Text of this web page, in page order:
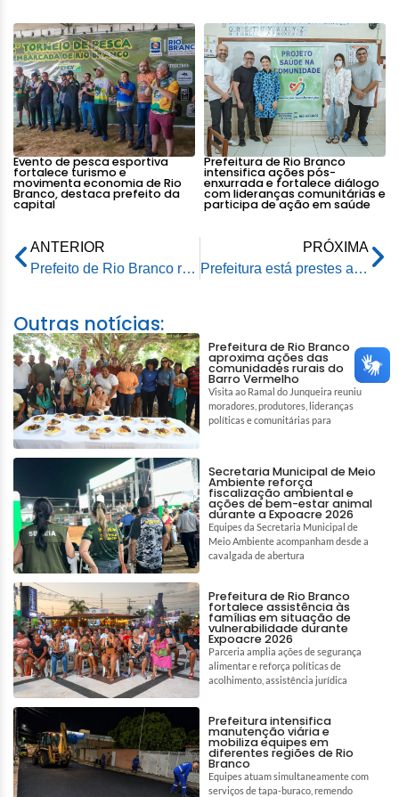
Evento de pesca esportiva
fortalece turismo e
movimenta economia de Rio
Branco, destaca prefeito da
capital
Prefeitura de Rio Branco
intensifica ações pós-
enxurrada e fortalece diálogo
com lideranças comunitárias e
participa de ação em saúde
ANTERIOR
Prefeito de Rio Branco recebe visita da deputada federal Socorro Neri e apresenta importantes projetos para a capital
PRÓXIMA
Prefeitura está prestes a concluir nova célula na Unidade de Tratamento de Resíduos Sólidos
Outras notícias:
Prefeitura de Rio Branco
aproxima ações das
comunidades rurais do
Barro Vermelho
Visita ao Ramal do Junqueira reuniu
moradores, produtores, lideranças
políticas e comunitárias para
Secretaria Municipal de Meio
Ambiente reforça
fiscalização ambiental e
ações de bem-estar animal
durante a Expoacre 2026
Equipes da Secretaria Municipal de
Meio Ambiente acompanham desde a
cavalgada de abertura
Prefeitura de Rio Branco
fortalece assistência às
famílias em situação de
vulnerabilidade durante
Expoacre 2026
Parceria amplia ações de segurança
alimentar e reforça políticas de
acolhimento, assistência jurídica
Prefeitura intensifica
manutenção viária e
mobiliza equipes em
diferentes regiões de Rio
Branco
Equipes atuam simultaneamente com
serviços de tapa-buraco, remendo